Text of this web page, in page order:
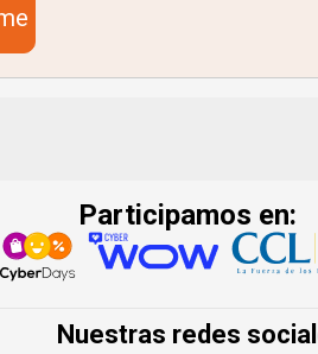
Participamos en:
Nuestras redes